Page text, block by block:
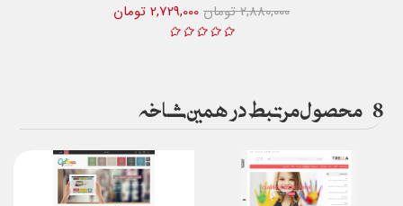
2,729,000 تومان
2,880,000 تومان
8 محصول مرتبط در همین شاخه